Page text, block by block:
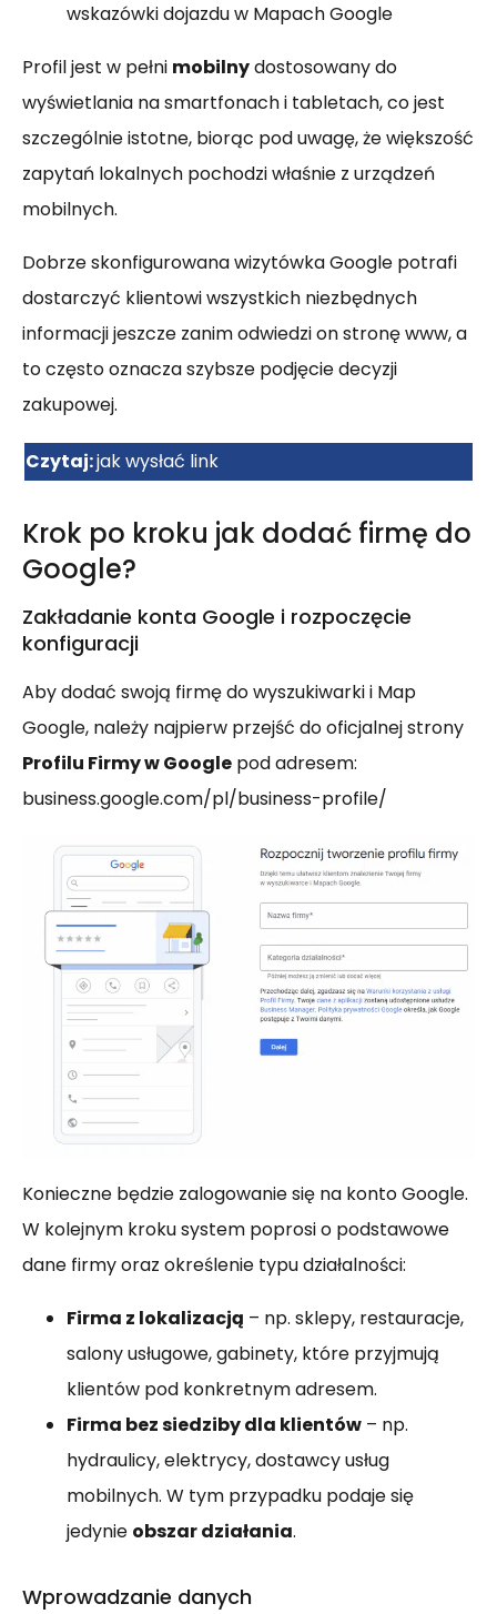
wskazówki dojazdu w Mapach Google
Profil jest w pełni mobilnydostosowany do
wyświetlania na smartfonach i tabletach, co jest
szczególnie istotne, biorąc pod uwagę, że większość
zapytań lokalnych pochodzi właśnie z urządzeń
mobilnych.
Dobrze skonfigurowana wizytówka Google potrafi
dostarczyć klientowi wszystkich niezbędnych
informacji jeszcze zanim odwiedzi on stronę www, a
to często oznacza szybsze podjęcie decyzji
zakupowej.
Czytaj:jak wysłać link
Krok po kroku jak dodać firmę do
Google?
Zakładanie konta Google i rozpoczęcie
konfiguracji
Aby dodać swoją firmę do wyszukiwarki i Map
Google, należy najpierw przejść do oficjalnej strony
Profilu Firmy w Google pod adresem:
business.google.com/pl/business-profile/
Konieczne będzie zalogowanie się na konto Google.
W kolejnym kroku system poprosi o podstawowe
dane firmy oraz określenie typu działalności:
Firma z lokalizacją – np. sklepy, restauracje,
salony usługowe, gabinety, które przyjmują
klientów pod konkretnym adresem.
Firma bez siedziby dla klientów – np.
hydraulicy, elektrycy, dostawcy usług
mobilnych. W tym przypadku podaje się
jedynie obszar działania.
Wprowadzanie danych